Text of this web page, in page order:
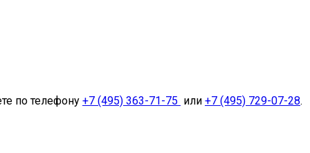
по телефону +7 (495) 363-71-75 или +7 (495) 729-07-28.